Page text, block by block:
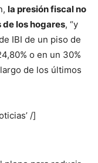
la presión fiscal no
de los hogares, “y
IBI de un piso de
o en un 30%
de los últimos
/]